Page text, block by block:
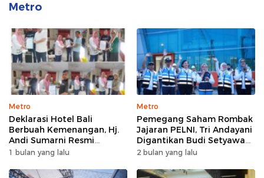
Metro
Metro
Deklarasi Hotel Bali
Berbuah Kemenangan, Hj.
Andi Sumarni Resmi
Nahkodai DPW FK PKBM
1 bulan yang lalu
Metro
Pemegang Saham Rombak
Jajaran PELNI, Tri Andayani
Digantikan Budi Setyawan
Wijaya sebagai Dirut
2 bulan yang lalu